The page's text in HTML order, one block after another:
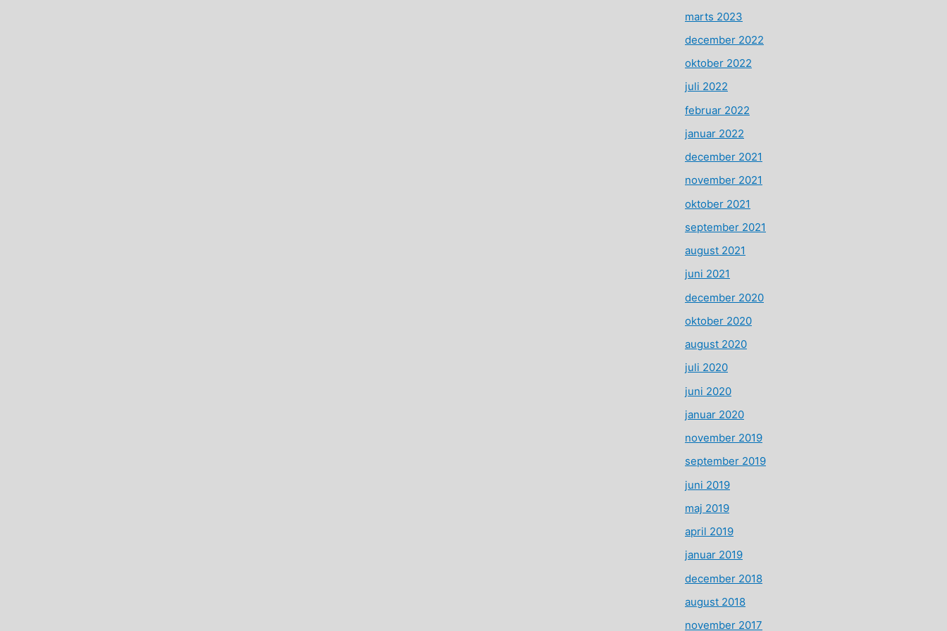
marts 2023
december 2022
oktober 2022
juli 2022
februar 2022
januar 2022
december 2021
november 2021
oktober 2021
september 2021
august 2021
juni 2021
december 2020
oktober 2020
august 2020
juli 2020
juni 2020
januar 2020
november 2019
september 2019
juni 2019
maj 2019
april 2019
januar 2019
december 2018
august 2018
november 2017